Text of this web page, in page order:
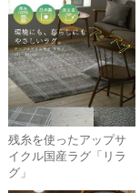
残糸を使ったアップサ
イクル国産ラグ「リラ
グ」